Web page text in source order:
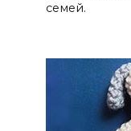
семей.